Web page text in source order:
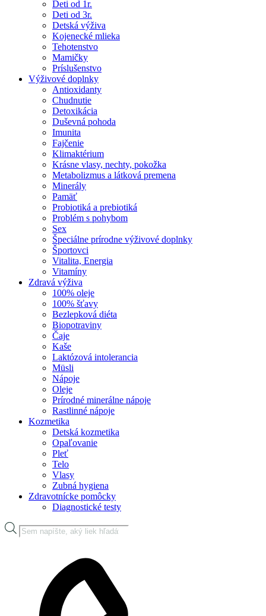
Deti od 1r.
Deti od 3r.
Detská výživa
Kojenecké mlieka
Tehotenstvo
Mamičky
Príslušenstvo
Výživové doplnky
Antioxidanty
Chudnutie
Detoxikácia
Duševná pohoda
Imunita
Fajčenie
Klimaktérium
Krásne vlasy, nechty, pokožka
Metabolizmus a látková premena
Minerály
Pamäť
Probiotiká a prebiotiká
Problém s pohybom
Sex
Špeciálne prírodne výživové doplnky
Športovci
Vitalita, Energia
Vitamíny
Zdravá výživa
100% oleje
100% šťavy
Bezlepková diéta
Biopotraviny
Čaje
Kaše
Laktózová intolerancia
Müsli
Nápoje
Oleje
Prírodné minerálne nápoje
Rastlinné nápoje
Kozmetika
Detská kozmetika
Opaľovanie
Pleť
Telo
Vlasy
Zubná hygiena
Zdravotnícke pomôcky
Diagnostické testy
Products
search